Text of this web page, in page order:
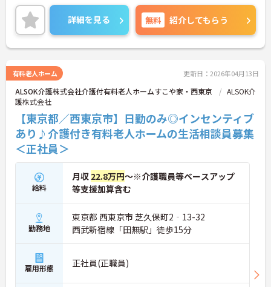
詳細を見る 無料 紹介してもらう
有料老人ホーム 更新日：2026年04月13日
ALSOK介護株式会社介護付有料老人ホームすこや家・西東京
ALSOK介
護株式会社
【東京都／西東京市】日勤のみ◎インセンティブ
あり♪介護付き有料老人ホームの生活相談員募集
＜正社員＞
給料
月収 22.8万円～※介護職員等ベースアップ
等支援加算含む
勤務地
東京都 西東京市 芝久保町2‐13-32
西武新宿線「田無駅」徒歩15分
雇用形態 正社員(正職員)